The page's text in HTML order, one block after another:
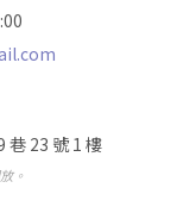
巷 23 號 1 樓
。